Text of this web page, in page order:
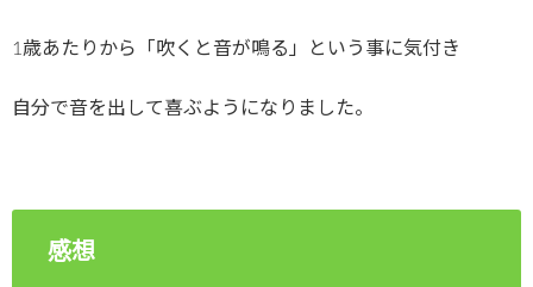
1歳あたりから「吹くと音が鳴る」という事に気付き
自分で音を出して喜ぶようになりました。
感想